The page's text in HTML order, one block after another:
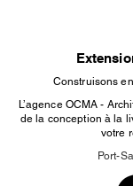
Construisons
L’agence OCMA -
de la conception à la
votre
Port-